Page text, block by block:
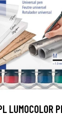
LUMOCOLOR